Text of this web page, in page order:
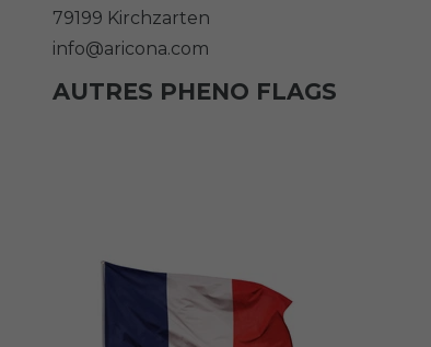
79199 Kirchzarten
info@aricona.com
AUTRES PHENO FLAGS